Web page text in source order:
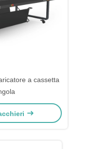
a cassetta